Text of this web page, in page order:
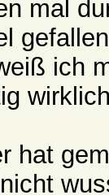
mal
ich
hat